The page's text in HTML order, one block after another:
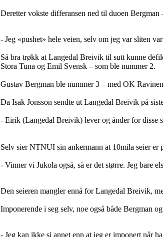
Deretter vokste differansen ned til duoen Bergman
- Jeg «pushet» hele veien, selv om jeg var sliten
Så bra trøkk at Langedal Breivik til sutt kunne
Stora Tuna og Emil Svensk – som ble nummer 2.
Gustav Bergman ble nummer 3 – med OK
Da Isak Jonsson sendte ut Langedal Breivik på
- Eirik (Langedal Breivik) lever og ånder for disse
Selv sier NTNUI sin ankermann at 10mila seier
- Vinner vi Jukola også, så er det større. Jeg bare
Den seieren mangler ennå for Langedal Breivik,
Imponerende i seg selv, noe også både Bergman
- Jeg kan ikke si annet enn at jeg er imponert når